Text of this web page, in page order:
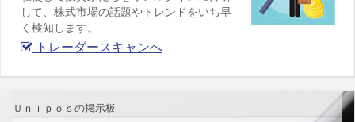
して、株式市場の話題やトレンドをいち早
く検知します。
トレーダースキャンへ
Ｕｎｉｐｏｓの掲示板